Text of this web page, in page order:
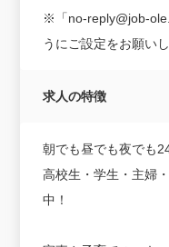
※「no-reply@job-
うにご設定をお願いし
求人の特徴
朝でも昼でも夜でも
高校生・学生・主婦
中！